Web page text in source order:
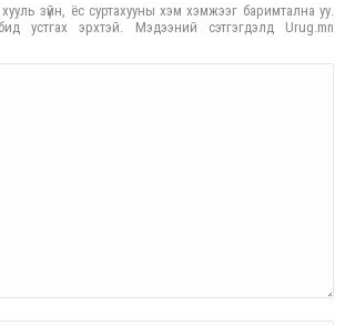
зүйн, ёс суртахууны хэм хэмжээг баримтална уу.
устгах эрхтэй. Мэдээний сэтгэгдэлд Urug.mn